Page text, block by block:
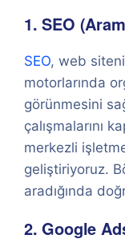
1. SEO
SEO, web
motorlarında
görünmesini
çalışmalarını
merkezli
geliştiriyoruz.
aradığında
2. Google